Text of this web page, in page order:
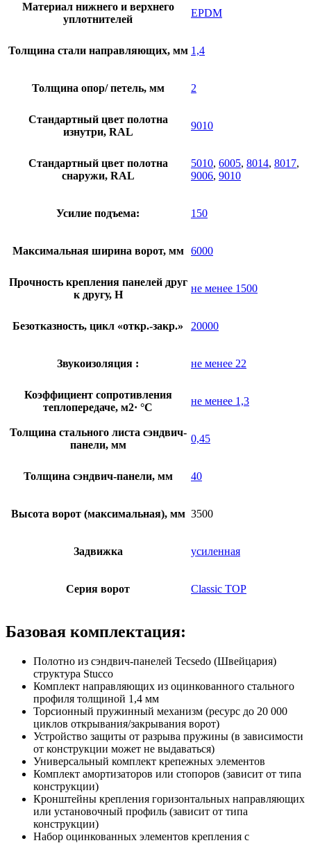
Материал нижнего и верхнего
уплотнителей
EPDM
Толщина стали направляющих, мм 1,4
Толщина опор/ петель, мм 2
Стандартный цвет полотна
изнутри, RAL
9010
Стандартный цвет полотна
снаружи, RAL
5010, 6005, 8014, 8017,
9006, 9010
Усилие подъема: 150
Максимальная ширина ворот, мм 6000
Прочность крепления панелей друг
к другу, Н
не менее 1500
Безотказность, цикл «откр.-закр.» 20000
Звукоизоляция : не менее 22
Коэффициент сопротивления
теплопередаче, м2· °С
не менее 1,3
Толщина стального листа сэндвич-
панели, мм
0,45
Толщина сэндвич-панели, мм 40
Высота ворот (максимальная), мм 3500
Задвижка усиленная
Серия ворот Classic TOP
Базовая комплектация:
Полотно из сэндвич-панелей Tecsedo (Швейцария)
структура Stucco
Комплект направляющих из оцинкованного стального
профиля толщиной 1,4 мм
Торсионный пружинный механизм (ресурс до 20 000
циклов открывания/закрывания ворот)
Устройство защиты от разрыва пружины (в зависимости
от конструкции может не выдаваться)
Универсальный комплект крепежных элементов
Комплект амортизаторов или стопоров (зависит от типа
конструкции)
Кронштейны крепления горизонтальных направляющих
или установочный профиль (зависит от типа
конструкции)
Набор оцинкованных элементов крепления с